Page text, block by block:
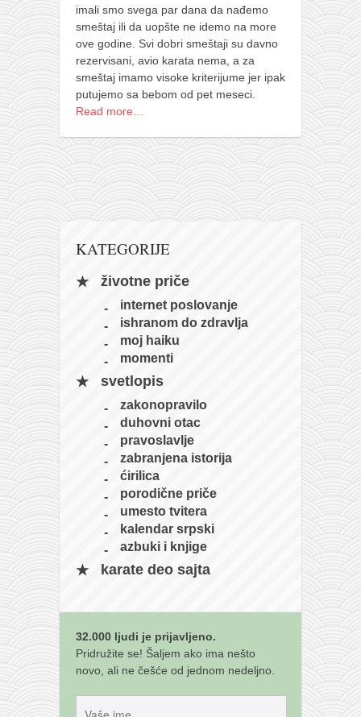
Okinava karate
najnovije na blogu
moje beleške
istorija karatea
bubishi
karate
kihon
naihanchi
kushanku
passai
temashiwari
nunchaku
tonfa
timbei rochin
tsunami dojo
program
snimci nastupa
galerija kluba
članarina
termini treninga
moja priča
moja priča
imali smo svega par dana da nađemo
smeštaj ili da uopšte ne idemo na more
ove godine. Svi dobri smeštaji su davno
rezervisani, avio karata nema, a za
smeštaj imamo visoke kriterijume jer ipak
putujemo sa bebom od pet meseci.
Read more…
KATEGORIJE
životne priče
internet poslovanje
ishranom do zdravlja
moj haiku
momenti
svetlopis
zakonopravilo
duhovni otac
pravoslavlje
zabranjena istorija
ćirilica
porodične priče
umesto tvitera
kalendar srpski
azbuki i knjige
karate deo sajta
32.000 ljudi je prijavljeno.
Pridružite se! Šaljem ako ima nešto
novo, ali ne češće od jednom nedeljno.